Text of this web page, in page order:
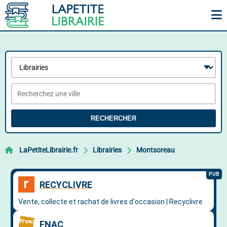
RECHERCHER
LaPetiteLibrairie.fr Librairies Montsoreau